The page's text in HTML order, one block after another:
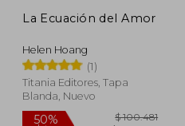
50%
dcto.
La Ecuación del Amor
Helen Hoang
(1)
Titania Editores, Tapa
Blanda, Nuevo